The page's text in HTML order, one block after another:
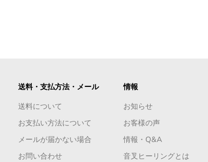
送料・支払方法・メール
送料について
お支払い方法について
メールが届かない場合
お問い合わせ
情報
お知らせ
お客様の声
情報・Q&A
音叉ヒーリングとは